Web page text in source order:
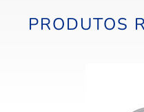
PRODUTOS